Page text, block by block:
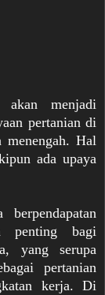
akan menjadi
pertanian di
menengah. Hal
ada upaya
penting bagi
yang serupa
pertanian
kerja. Di